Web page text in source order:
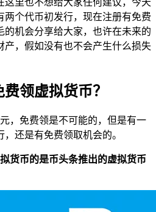
两个代币初发行，现在注册有免费
的机会分享给大家，也许在未来的
产，假如没有也不会产生什么损失
领虚拟货币？
，免费领是不可能的，但是有一
还是有免费领取机会的。
货币的是币头条推出的虚拟货币